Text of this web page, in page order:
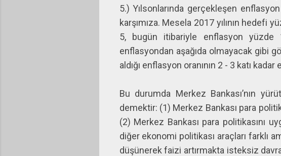
5.) Yılsonlarında gerçekleşen
karşımıza. Mesela 2017 yılının
5, bugün itibariyle enflasyon yüzde
enflasyondan aşağıda olmayacak gibi
aldığı enflasyon oranının 2 - 3 katı
Bu durumda Merkez Bankası’nın
demektir: (1) Merkez Bankası para
(2) Merkez Bankası para politikasını
diğer ekonomi politikası araçları farklı
düşünerek faizi artırmakta isteksiz